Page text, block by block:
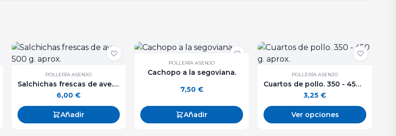
POLLERÍA ASENJO
Salchichas frescas de ave. 500 g. aprox.
6,00 €
Añadir
POLLERÍA ASENJO
Cachopo a la segoviana.
7,50 €
Añadir
POLLERÍA ASENJO
Cuartos de pollo. 350 - 450 g. aprox.
3,25€
Ver opciones